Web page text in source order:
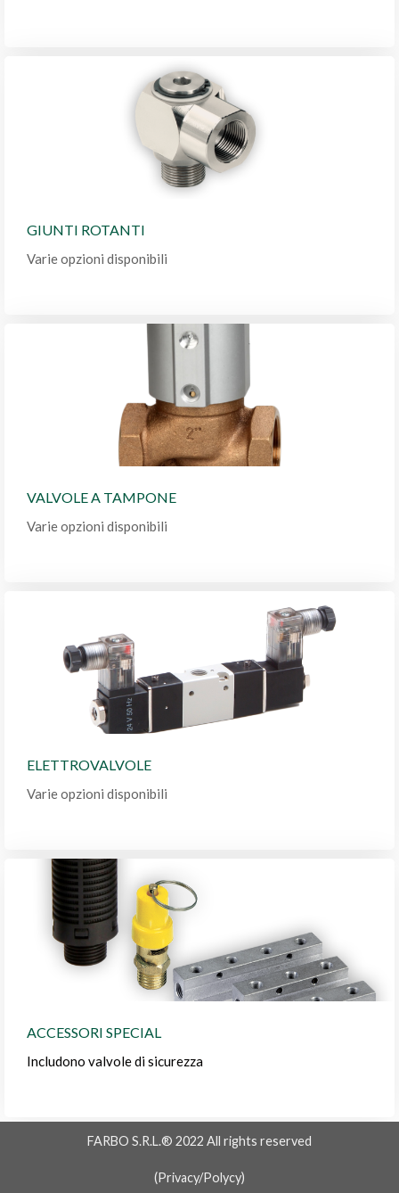
GIUNTI ROTANTI
Varie opzioni disponibili
VALVOLE A TAMPONE
Varie opzioni disponibili
ELETTROVALVOLE
Varie opzioni disponibili
ACCESSORI SPECIAL
Includono valvole di sicurezza
FARBO S.R.L.® 2022 All rights reserved
(Privacy/Polycy)